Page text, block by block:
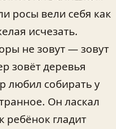
росы вели себя как
исчезать.
не зовут — зовут
зовёт деревья
любил собирать у
Он ласкал
ребёнок гладит